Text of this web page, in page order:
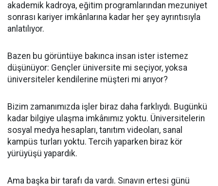
akademik kadroya, eğitim programlarından mezuniyet
sonrası kariyer imkânlarına kadar her şey ayrıntısıyla
anlatılıyor.
Bazen bu görüntüye bakınca insan ister istemez
düşünüyor: Gençler üniversite mi seçiyor, yoksa
üniversiteler kendilerine müşteri mi arıyor?
Bizim zamanımızda işler biraz daha farklıydı. Bugünkü
kadar bilgiye ulaşma imkânımız yoktu. Üniversitelerin
sosyal medya hesapları, tanıtım videoları, sanal
kampüs turları yoktu. Tercih yaparken biraz kör
yürüyüşü yapardık.
Ama başka bir tarafı da vardı. Sınavın ertesi günü